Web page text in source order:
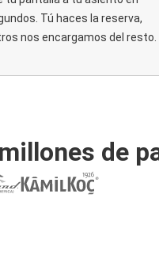
Tú haces la reserva,
nos encargamos del resto.
de